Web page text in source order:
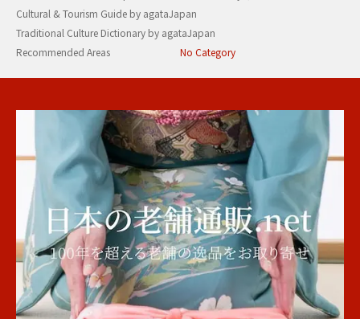
Cultural & Tourism Guide by agataJapan
Traditional Culture Dictionary by agataJapan
Recommended Areas
No Category